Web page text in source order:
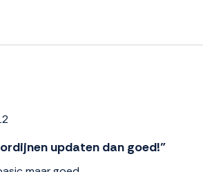
updaten dan goed!”